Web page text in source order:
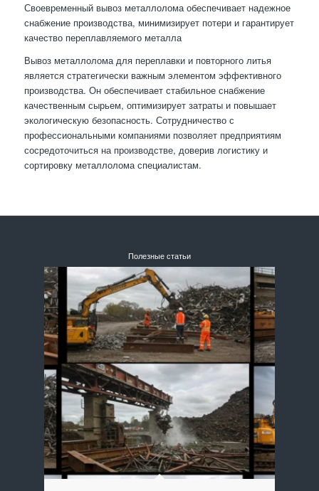
Своевременный вывоз металлолома обеспечивает надежное
снабжение производства, минимизирует потери и гарантирует
качество переплавляемого металла
Вывоз металлолома для переплавки и повторного литья
является стратегически важным элементом эффективного
производства. Он обеспечивает стабильное снабжение
качественным сырьем, оптимизирует затраты и повышает
экологическую безопасность. Сотрудничество с
профессиональными компаниями позволяет предприятиям
сосредоточиться на производстве, доверив логистику и
сортировку металлолома специалистам.
Полезные статьи